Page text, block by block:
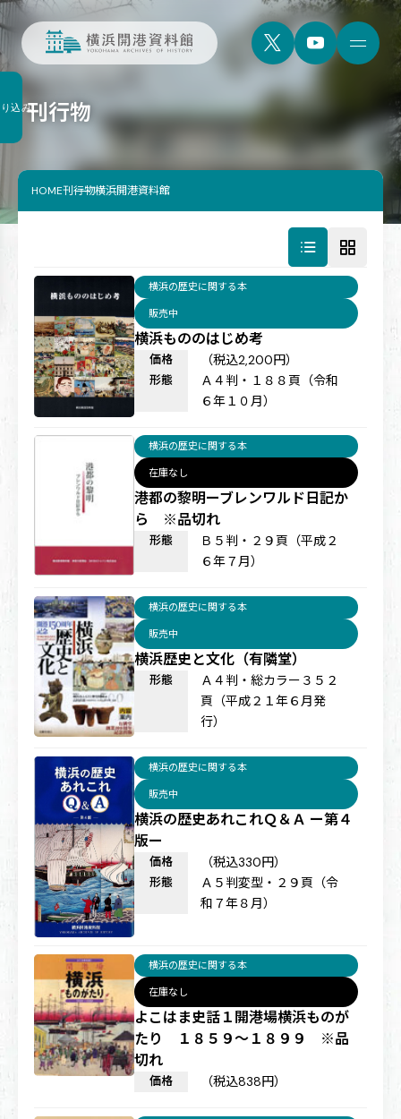
刊行物
HOME刊行物横浜開港資料館
横浜もののはじめ考
横浜の歴史に関する本
販売中
価格 （税込2,200円）
形態
Ａ４判・１８８頁（令和
６年１０月）
港都の黎明ーブレンワルド日記か
ら ※品切れ
横浜の歴史に関する本
在庫なし
形態
Ｂ５判・２９頁（平成２
６年７月）
横浜歴史と文化（有隣堂）
横浜の歴史に関する本
販売中
形態
Ａ４判・総カラー３５２
頁（平成２１年６月発
行）
横浜の歴史あれこれＱ＆Ａ ー第４
版ー
横浜の歴史に関する本
販売中
価格 （税込330円）
形態
Ａ５判変型・２９頁（令
和７年８月）
よこはま史話１開港場横浜ものが
たり １８５９〜１８９９ ※品
切れ
横浜の歴史に関する本
在庫なし
価格 （税込838円）
込み